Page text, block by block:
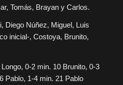
Tomás, Brayan y Carlos.
Diego Núñez, Miguel, Luis
inicial-, Costoya, Brunito,
0-2 min. 10 Brunito, 0-3
Pablo, 1-4 min. 21 Pablo